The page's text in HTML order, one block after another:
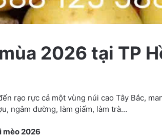
2026 tại TP
rạo rực cả một vùng núi cao Tây Bắc,
ngâm đường, làm giấm, làm trà…
mèo 2026